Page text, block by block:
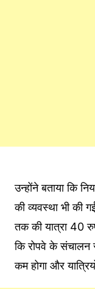
उन्होंने बताया कि
की व्यवस्था भी की
तक की यात्रा 40
कि रोपवे के संचालन
कम होगा और